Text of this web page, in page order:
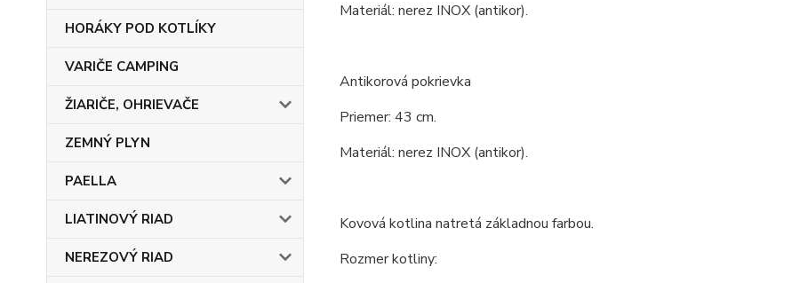
HORÁKY POD KOTLÍKY
VARIČE CAMPING
ŽIARIČE, OHRIEVAČE
ZEMNÝ PLYN
PAELLA
LIATINOVÝ RIAD
NEREZOVÝ RIAD
Materiál: nerez INOX (antikor).
Antikorová pokrievka
Priemer: 43 cm.
Materiál: nerez INOX (antikor).
Kovová kotlina natretá základnou farbou.
Rozmer kotliny: